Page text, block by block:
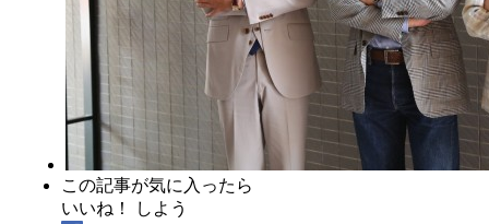
この記事が気に入ったら
いいね！ しよう